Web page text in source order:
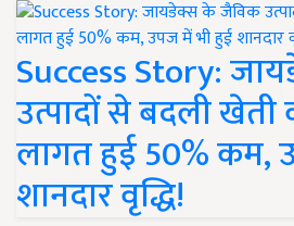
Success Story:
उत्पादों से बदली खेती
लागत हुई 50% कम,
शानदार वृद्धि!